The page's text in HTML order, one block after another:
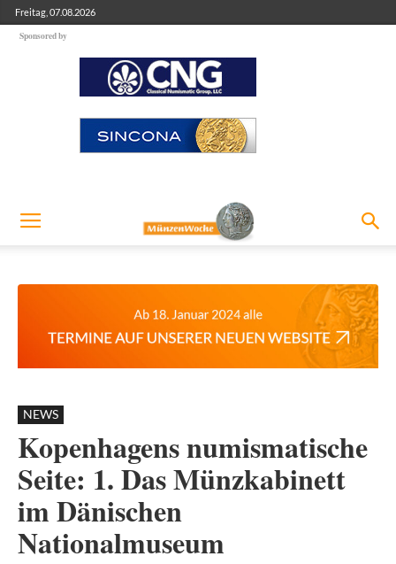
Freitag, 07.08.2026
Sponsored by
NEWS
Kopenhagens numismatische
Seite: 1. Das Münzkabinett
im Dänischen
Nationalmuseum